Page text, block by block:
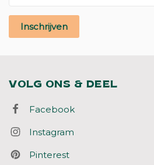
Inschrijven
VOLG ONS & DEEL
Facebook
Instagram
Pinterest